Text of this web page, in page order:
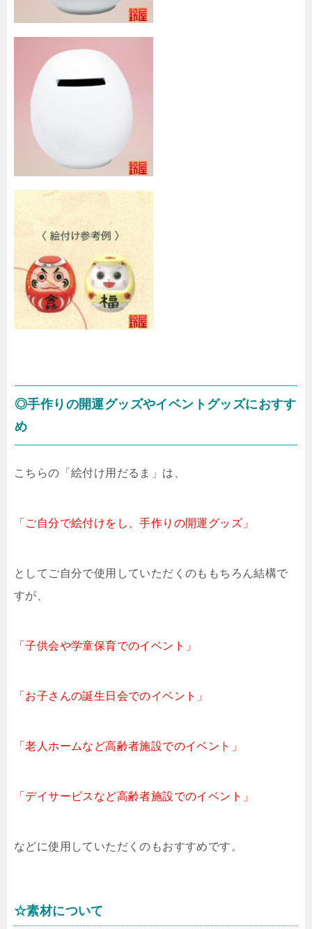
◎手作りの開運グッズやイベントグッズにおすす
め
こちらの「絵付け用だるま」は、
「ご自分で絵付けをし、手作りの開運グッズ」
としてご自分で使用していただくのももちろん結構で
すが、
「子供会や学童保育でのイベント」
「お子さんの誕生日会でのイベント」
「老人ホームなど高齢者施設でのイベント」
「デイサービスなど高齢者施設でのイベント」
などに使用していただくのもおすすめです。
☆素材について